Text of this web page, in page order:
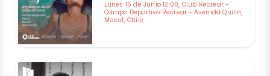
Lunes 15 de Junio 12:00, Club Recrear -
Campo Deportivo Recrear - Avenida Quilin,
Macul, Chile